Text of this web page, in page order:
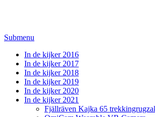
Submenu
In de kijker 2016
In de kijker 2017
In de kijker 2018
In de kijker 2019
In de kijker 2020
In de kijker 2021
Fjällräven Kajka 65